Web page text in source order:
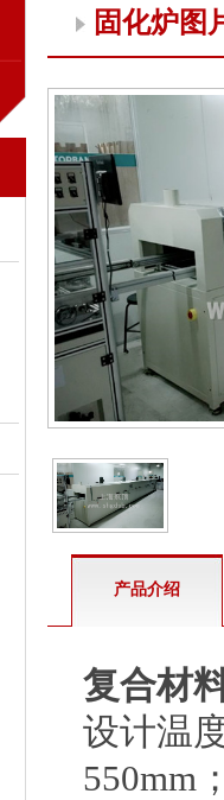
固化炉图
产品介绍
复合材
设计温
550mm